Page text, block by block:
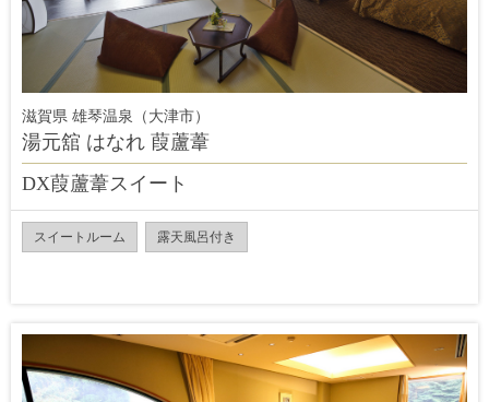
滋賀県 雄琴温泉（大津市）
湯元舘 はなれ 葭蘆葦
DX葭蘆葦スイート
スイートルーム 露天風呂付き